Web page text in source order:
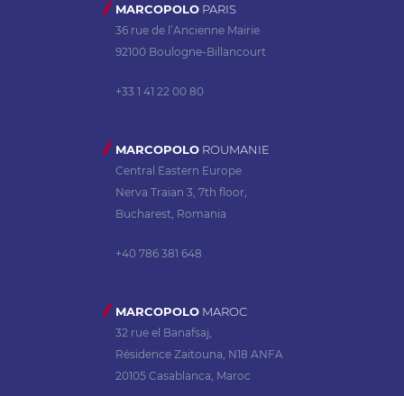
MARCOPOLO PARIS
36 rue de l’Ancienne Mairie
92100 Boulogne-Billancourt
+33 1 41 22 00 80
MARCOPOLO ROUMANIE
Central Eastern Europe
Nerva Traian 3, 7th floor,
Bucharest, Romania
+40 786 381 648
MARCOPOLO MAROC
32 rue el Banafsaj,
Résidence Zaitouna, N18 ANFA
20105 Casablanca, Maroc